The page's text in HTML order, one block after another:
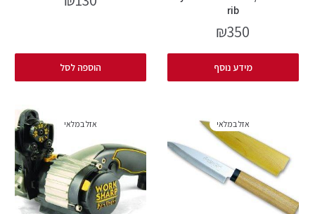
rib
₪350
מידע נוסף הוספה לסל
אזל במלאי אזל במלאי